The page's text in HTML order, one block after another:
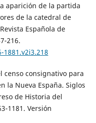
aparición de la partida
de la catedral de
Española de
216.
censo consignativo para
la Nueva España. Siglos
de Historia del
1181. Versión